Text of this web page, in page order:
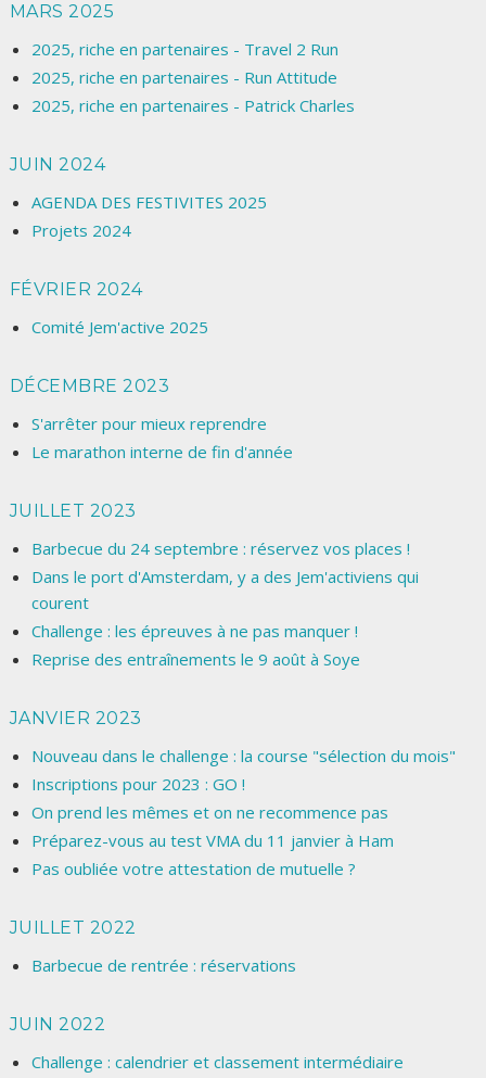
MARS 2025
2025, riche en partenaires - Travel 2 Run
2025, riche en partenaires - Run Attitude
2025, riche en partenaires - Patrick Charles
JUIN 2024
AGENDA DES FESTIVITES 2025
Projets 2024
FÉVRIER 2024
Comité Jem'active 2025
DÉCEMBRE 2023
S'arrêter pour mieux reprendre
Le marathon interne de fin d'année
JUILLET 2023
Barbecue du 24 septembre : réservez vos places !
Dans le port d'Amsterdam, y a des Jem'activiens qui
courent
Challenge : les épreuves à ne pas manquer !
Reprise des entraînements le 9 août à Soye
JANVIER 2023
Nouveau dans le challenge : la course "sélection du mois"
Inscriptions pour 2023 : GO !
On prend les mêmes et on ne recommence pas
Préparez-vous au test VMA du 11 janvier à Ham
Pas oubliée votre attestation de mutuelle ?
JUILLET 2022
Barbecue de rentrée : réservations
JUIN 2022
Challenge : calendrier et classement intermédiaire